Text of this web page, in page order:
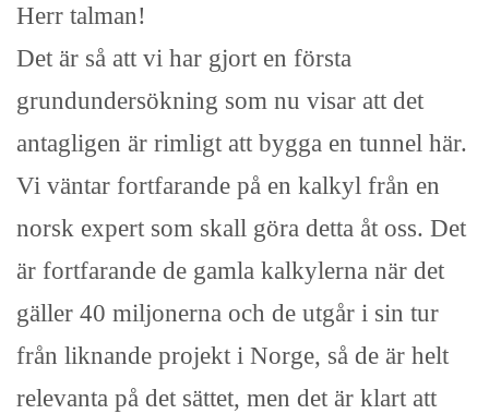
Herr talman!
Det är så att vi har gjort en första
grundundersökning som nu visar att det
antagligen är rimligt att bygga en tunnel här.
Vi väntar fortfarande på en kalkyl från en
norsk expert som skall göra detta åt oss. Det
är fortfarande de gamla kalkylerna när det
gäller 40 miljonerna och de utgår i sin tur
från liknande projekt i Norge, så de är helt
relevanta på det sättet, men det är klart att